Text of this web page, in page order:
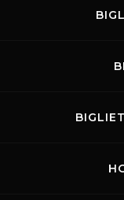
- P. IVA 09397670010